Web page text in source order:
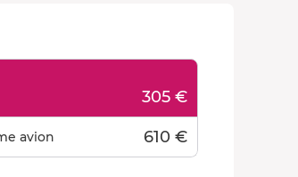
305 €
avion 610 €